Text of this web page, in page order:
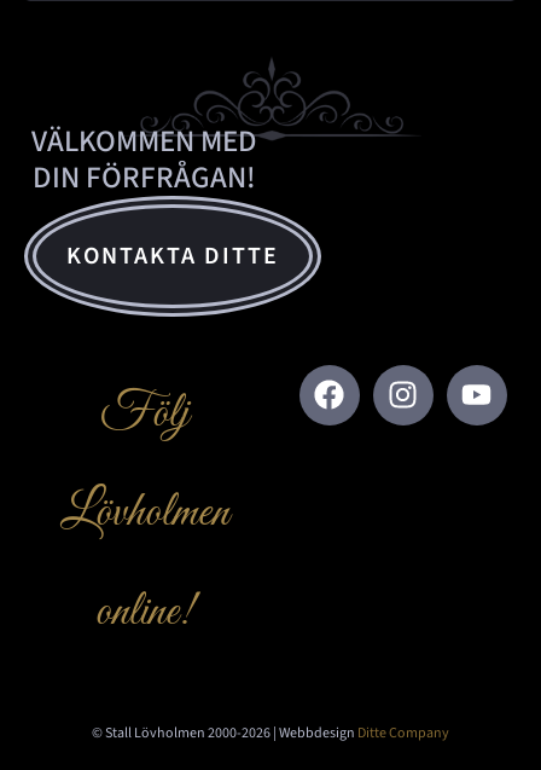
VÄLKOMMEN MED
DIN FÖRFRÅGAN!
KONTAKTA DITTE
Följ
Lövholmen
online!
© Stall Lövholmen 2000-2026 | Webbdesign Ditte Company